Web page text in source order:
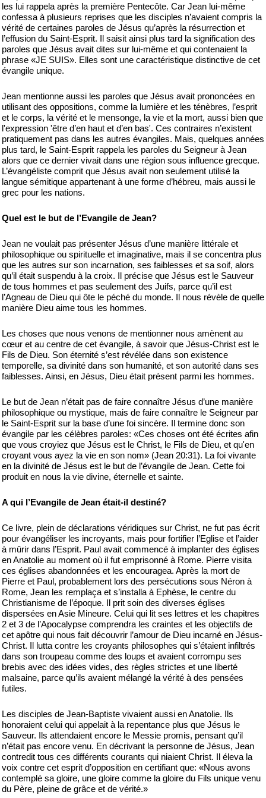
les lui rappela après la première Pentecôte. Car Jean lui-même
confessa à plusieurs reprises que les disciples n’avaient compris la
vérité de certaines paroles de Jésus qu’après la résurrection et
l’effusion du Saint-Esprit. Il saisit ainsi plus tard la signification des
paroles que Jésus avait dites sur lui-même et qui contenaient la
phrase «JE SUIS». Elles sont une caractéristique distinctive de cet
évangile unique.
Jean mentionne aussi les paroles que Jésus avait prononcées en
utilisant des oppositions, comme la lumière et les ténèbres, l’esprit
et le corps, la vérité et le mensonge, la vie et la mort, aussi bien que
l'expression 'être d’en haut et d’en bas'. Ces contraires n’existent
pratiquement pas dans les autres évangiles. Mais, quelques années
plus tard, le Saint-Esprit rappela les paroles du Seigneur à Jean
alors que ce dernier vivait dans une région sous influence grecque.
L’évangéliste comprit que Jésus avait non seulement utilisé la
langue sémitique appartenant à une forme d’hébreu, mais aussi le
grec pour les nations.
Quel est le but de l’Evangile de Jean?
Jean ne voulait pas présenter Jésus d’une manière littérale et
philosophique ou spirituelle et imaginative, mais il se concentra plus
que les autres sur son incarnation, ses faiblesses et sa soif, alors
qu’il était suspendu à la croix. Il précise que Jésus est le Sauveur
de tous hommes et pas seulement des Juifs, parce qu’il est
l’Agneau de Dieu qui ôte le péché du monde. Il nous révèle de quelle
manière Dieu aime tous les hommes.
Les choses que nous venons de mentionner nous amènent au
cœur et au centre de cet évangile, à savoir que Jésus-Christ est le
Fils de Dieu. Son éternité s’est révélée dans son existence
temporelle, sa divinité dans son humanité, et son autorité dans ses
faiblesses. Ainsi, en Jésus, Dieu était présent parmi les hommes.
Le but de Jean n’était pas de faire connaître Jésus d’une manière
philosophique ou mystique, mais de faire connaître le Seigneur par
le Saint-Esprit sur la base d’une foi sincère. Il termine donc son
évangile par les célèbres paroles: «Ces choses ont été écrites afin
que vous croyiez que Jésus est le Christ, le Fils de Dieu, et qu'en
croyant vous ayez la vie en son nom» (Jean 20:31). La foi vivante
en la divinité de Jésus est le but de l’évangile de Jean. Cette foi
produit en nous la vie divine, éternelle et sainte.
A qui l’Evangile de Jean était-il destiné?
Ce livre, plein de déclarations véridiques sur Christ, ne fut pas écrit
pour évangéliser les incroyants, mais pour fortifier l’Eglise et l’aider
à mûrir dans l’Esprit. Paul avait commencé à implanter des églises
en Anatolie au moment où il fut emprisonné à Rome. Pierre visita
ces églises abandonnées et les encouragea. Après la mort de
Pierre et Paul, probablement lors des persécutions sous Néron à
Rome, Jean les remplaça et s’installa à Ephèse, le centre du
Christianisme de l’époque. Il prit soin des diverses églises
dispersées en Asie Mineure. Celui qui lit ses lettres et les chapitres
2 et 3 de l’Apocalypse comprendra les craintes et les objectifs de
cet apôtre qui nous fait découvrir l’amour de Dieu incarné en Jésus-
Christ. Il lutta contre les croyants philosophes qui s’étaient infiltrés
dans son troupeau comme des loups et avaient corrompu ses
brebis avec des idées vides, des règles strictes et une liberté
malsaine, parce qu’ils avaient mélangé la vérité à des pensées
futiles.
Les disciples de Jean-Baptiste vivaient aussi en Anatolie. Ils
honoraient celui qui appelait à la repentance plus que Jésus le
Sauveur. Ils attendaient encore le Messie promis, pensant qu’il
n’était pas encore venu. En décrivant la personne de Jésus, Jean
contredit tous ces différents courants qui niaient Christ. Il éleva la
voix contre cet esprit d’opposition en certifiant que: «Nous avons
contemplé sa gloire, une gloire comme la gloire du Fils unique venu
du Père, pleine de grâce et de vérité.»